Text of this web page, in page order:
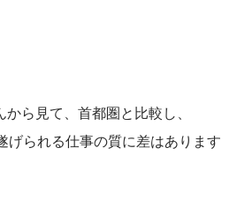
ら見て、首都圏と比較し、
げられる仕事の質に差はあります